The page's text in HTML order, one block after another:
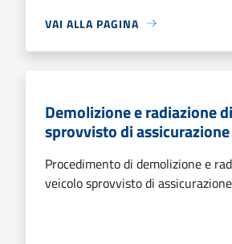
VAI ALLA PAGINA
Demolizione e radiazione
sprovvisto di assicurazione
Procedimento di demolizione e
veicolo sprovvisto di assicurazione